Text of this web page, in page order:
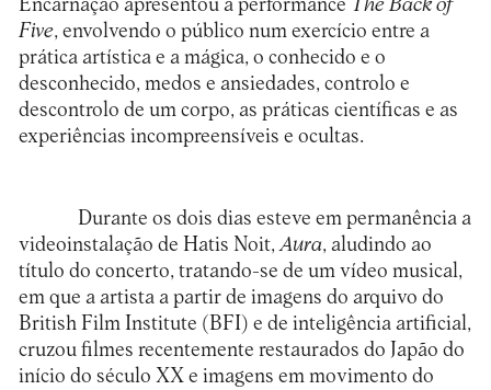
Encarnação apresentou a performance The Back of
Five, envolvendo o público num exercício entre a
prática artística e a mágica, o conhecido e o
desconhecido, medos e ansiedades, controlo e
descontrolo de um corpo, as práticas científicas e as
experiências incompreensíveis e ocultas.
Durante os dois dias esteve em permanência a
videoinstalação de Hatis Noit,Aura, aludindo ao
título do concerto, tratando-se de um vídeo musical,
em que a artista a partir de imagens do arquivo do
British Film Institute (BFI) e de inteligência artificial,
cruzou filmes recentemente restaurados do Japão do
início do século XX e imagens em movimento do